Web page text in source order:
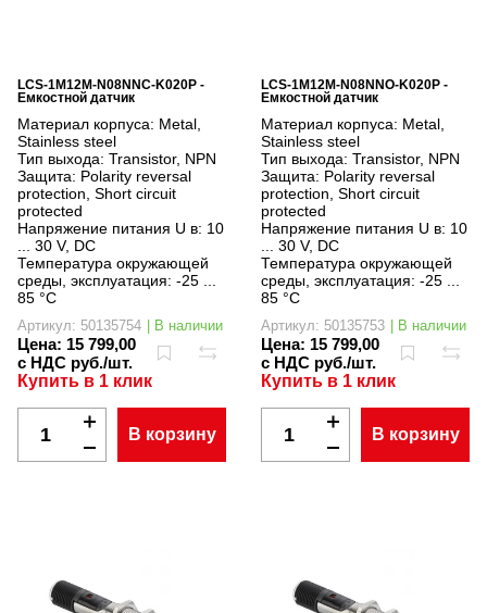
LCS-1M12M-N08NNC-K020P -
Емкостной датчик
Материал корпуса: Metal,
Stainless steel
Тип выхода: Transistor, NPN
Защита: Polarity reversal
protection, Short circuit
protected
Напряжение питания U в: 10
... 30 V, DC
Температура окружающей
среды, эксплуатация: -25 ...
85 °C
Артикул: 50135754 | В наличии
Цена: 15 799,00
с НДС руб./шт.
Купить в 1 клик
В корзину
LCS-1M12M-N08NNO-K020P -
Емкостной датчик
Материал корпуса: Metal,
Stainless steel
Тип выхода: Transistor, NPN
Защита: Polarity reversal
protection, Short circuit
protected
Напряжение питания U в: 10
... 30 V, DC
Температура окружающей
среды, эксплуатация: -25 ...
85 °C
Артикул: 50135753 | В наличии
Цена: 15 799,00
с НДС руб./шт.
Купить в 1 клик
В корзину